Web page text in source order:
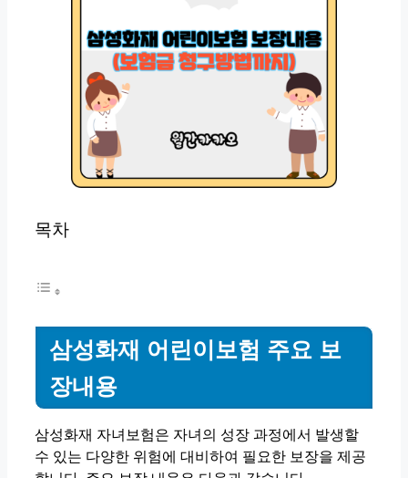
목차
삼성화재 어린이보험 주요 보
장내용
삼성화재 자녀보험은 자녀의 성장 과정에서 발생할
수 있는 다양한 위험에 대비하여 필요한 보장을 제공